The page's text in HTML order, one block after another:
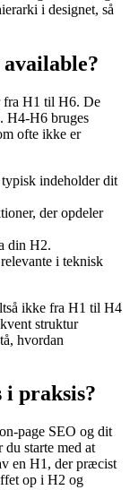
i designet, så
fra H1 til H6. De
H4-H6 bruges
ofte ikke er
indeholder dit
der opdeler
din H2.
i teknisk
ikke fra H1 til H4
struktur
hvordan
i praksis?
page SEO og dit
starte med at
en H1, der præcist
op i H2 og